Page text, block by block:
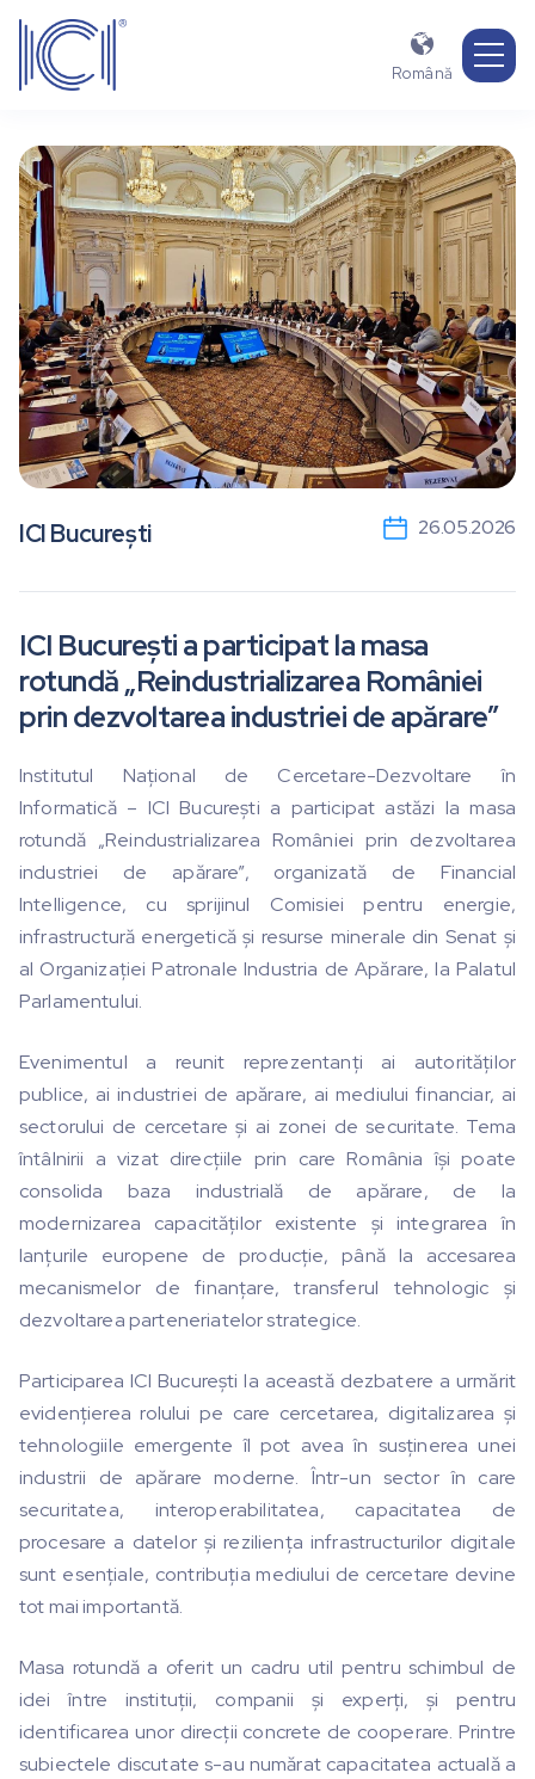

Română
ICI București 26.05.2026
ICI București a participat la masa
rotundă „Reindustrializarea României
prin dezvoltarea industriei de apărare”
Institutul Național de Cercetare-Dezvoltare în
Informatică – ICI București a participat astăzi la masa
rotundă „Reindustrializarea României prin dezvoltarea
industriei de apărare”, organizată de Financial
Intelligence, cu sprijinul Comisiei pentru energie,
infrastructură energetică și resurse minerale din Senat și
al Organizației Patronale Industria de Apărare, la Palatul
Parlamentului.
Evenimentul a reunit reprezentanți ai autorităților
publice, ai industriei de apărare, ai mediului financiar, ai
sectorului de cercetare și ai zonei de securitate. Tema
întâlnirii a vizat direcțiile prin care România își poate
consolida baza industrială de apărare, de la
modernizarea capacităților existente și integrarea în
lanțurile europene de producție, până la accesarea
mecanismelor de finanțare, transferul tehnologic și
dezvoltarea parteneriatelor strategice.
Participarea ICI București la această dezbatere a urmărit
evidențierea rolului pe care cercetarea, digitalizarea și
tehnologiile emergente îl pot avea în susținerea unei
industrii de apărare moderne. Într-un sector în care
securitatea, interoperabilitatea, capacitatea de
procesare a datelor și reziliența infrastructurilor digitale
sunt esențiale, contribuția mediului de cercetare devine
tot mai importantă.
Masa rotundă a oferit un cadru util pentru schimbul de
idei între instituții, companii și experți, și pentru
identificarea unor direcții concrete de cooperare. Printre
subiectele discutate s-au numărat capacitatea actuală a